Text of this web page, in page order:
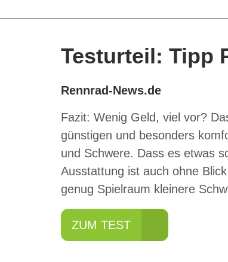
Testurteil: Tipp
Rennrad-News.de
Fazit: Wenig Geld, viel vor?
günstigen und besonders
und Schwere. Dass es etwas
Ausstattung ist auch ohne
genug Spielraum kleinere
ZUM TEST